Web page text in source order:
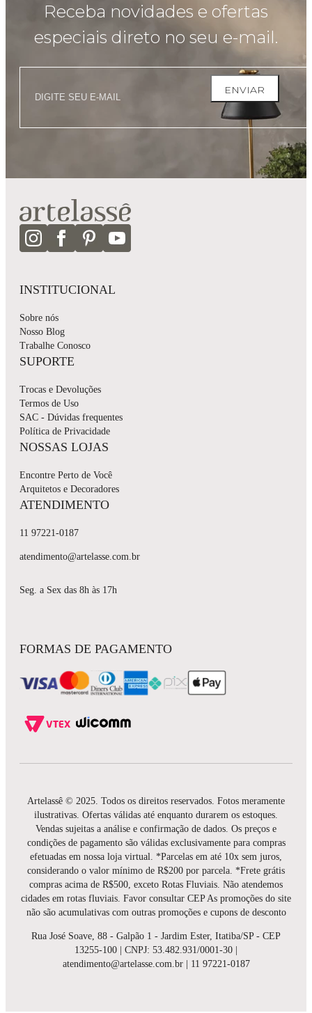
Receba novidades e ofertas
especiais direto no seu e-mail.
ENVIAR
INSTITUCIONAL
Sobre nós
Nosso Blog
Trabalhe Conosco
SUPORTE
Trocas e Devoluções
Termos de Uso
SAC - Dúvidas frequentes
Política de Privacidade
NOSSAS LOJAS
Encontre Perto de Você
Arquitetos e Decoradores
ATENDIMENTO
11 97221-0187
atendimento@artelasse.com.br
Seg. a Sex das 8h às 17h
FORMAS DE PAGAMENTO
Artelassê © 2025. Todos os direitos reservados. Fotos meramente
ilustrativas. Ofertas válidas até enquanto durarem os estoques.
Vendas sujeitas a análise e confirmação de dados. Os preços e
condições de pagamento são válidas exclusivamente para compras
efetuadas em nossa loja virtual. *Parcelas em até 10x sem juros,
considerando o valor mínimo de R$200 por parcela. *Frete grátis
compras acima de R$500, exceto Rotas Fluviais. Não atendemos
cidades em rotas fluviais. Favor consultar CEP As promoções do site
não são acumulativas com outras promoções e cupons de desconto
Rua José Soave, 88 - Galpão 1 - Jardim Ester, Itatiba/SP - CEP
13255-100 | CNPJ: 53.482.931/0001-30 |
atendimento@artelasse.com.br | 11 97221-0187